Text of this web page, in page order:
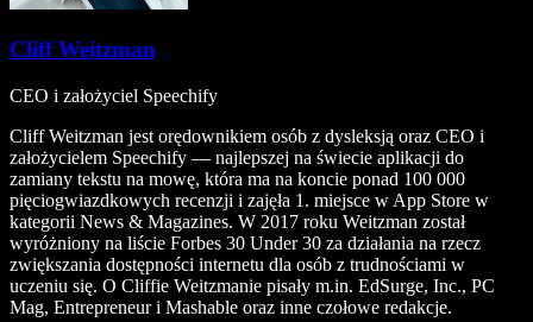
Cliff Weitzman
CEO i założyciel Speechify
Cliff Weitzman jest orędownikiem osób z dysleksją oraz CEO i
założycielem Speechify — najlepszej na świecie aplikacji do
zamiany tekstu na mowę, która ma na koncie ponad 100 000
pięciogwiazdkowych recenzji i zajęła 1. miejsce w App Store w
kategorii News & Magazines. W 2017 roku Weitzman został
wyróżniony na liście Forbes 30 Under 30 za działania na rzecz
zwiększania dostępności internetu dla osób z trudnościami w
uczeniu się. O Cliffie Weitzmanie pisały m.in. EdSurge, Inc., PC
Mag, Entrepreneur i Mashable oraz inne czołowe redakcje.